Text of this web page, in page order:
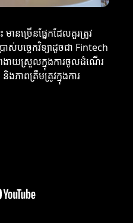
ានច្រើនផ្នែកដែលគួរត្រូវ
ាស់បច្ចេកវិទ្យាដូចជា Fintech
ងាយស្រួលក្នុងការចូលដំណើរ
ភាពត្រឹមត្រូវក្នុងការ